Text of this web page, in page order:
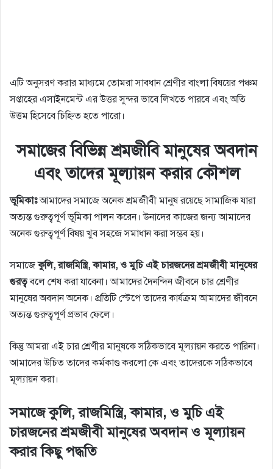
এটি অনুসরণ করার মাধ্যমে তোমরা সাবধান শ্রেণীর বাংলা বিষয়ের পঞ্চম
সপ্তাহের এসাইনমেন্ট এর উত্তর সুন্দর ভাবে লিখতে পারবে এবং অতি
উত্তম হিসেবে চিহ্নিত হতে পারো।
সমাজের বিভিন্ন শ্রমজীবি মানুষের অবদান
এবং তাদের মূল্যায়ন করার কৌশল
ভূমিকাঃআমাদের সমাজে অনেক শ্রমজীবী মানুষ রয়েছে সামাজিক যারা
অত্যন্ত গুরুত্বপূর্ণ ভূমিকা পালন করেন। উনাদের কাজের জন্য আমাদের
অনেক গুরুত্বপূর্ণ বিষয় খুব সহজে সমাধান করা সম্ভব হয়।
সমাজেকুলি, রাজমিস্ত্রি, কামার, ও মুচি এই চারজনের শ্রমজীবী মানুষের
গুরত্ববলে শেষ করা যাবেনা। আমাদের দৈনন্দিন জীবনে চার শ্রেণীর
মানুষের অবদান অনেক। প্রতিটি স্টেপে তাদের কার্যক্রম আমাদের জীবনে
অত্যন্ত গুরুত্বপূর্ণ প্রভাব ফেলে।
কিন্তু আমরা এই চার শ্রেণীর মানুষকে সঠিকভাবে মূল্যায়ন করতে পারিনা।
আমাদের উচিত তাদের কর্মকাণ্ড করলো কে এবং তাদেরকে সঠিকভাবে
মূল্যায়ন করা।
সমাজে কুলি, রাজমিস্ত্রি, কামার, ও মুচি এই
চারজনের শ্রমজীবী মানুষের অবদান ও মূল্যায়ন
করার কিছু পদ্ধতি